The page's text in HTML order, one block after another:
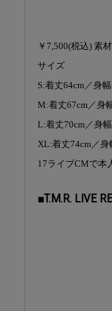
￥7,500(税込) 素
サイズ
S:着丈64cm／身
M:着丈67cm／身
L:着丈70cm／身
XL:着丈74cm／身
17ライブCMで本
■T.M.R. LIVE